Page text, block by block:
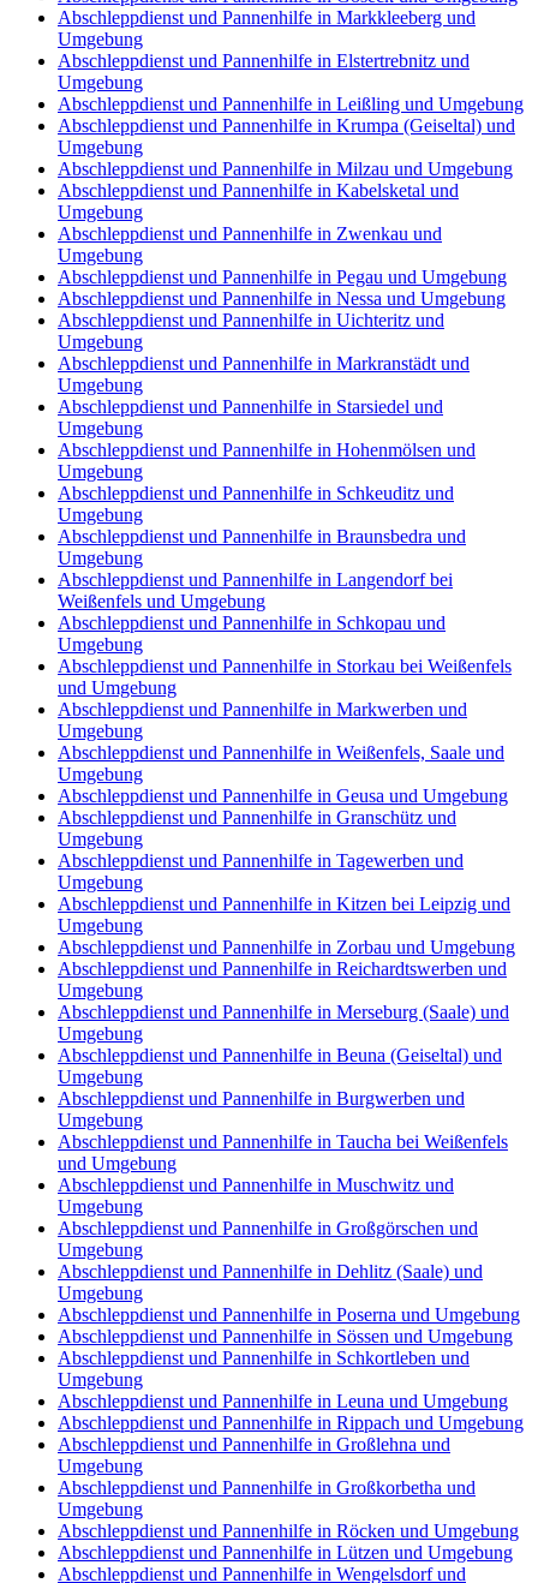
Abschleppdienst und Pannenhilfe in Markkleeberg und
Umgebung
Abschleppdienst und Pannenhilfe in Elstertrebnitz und
Umgebung
Abschleppdienst und Pannenhilfe in Leißling und Umgebung
Abschleppdienst und Pannenhilfe in Krumpa (Geiseltal) und
Umgebung
Abschleppdienst und Pannenhilfe in Milzau und Umgebung
Abschleppdienst und Pannenhilfe in Kabelsketal und
Umgebung
Abschleppdienst und Pannenhilfe in Zwenkau und
Umgebung
Abschleppdienst und Pannenhilfe in Pegau und Umgebung
Abschleppdienst und Pannenhilfe in Nessa und Umgebung
Abschleppdienst und Pannenhilfe in Uichteritz und
Umgebung
Abschleppdienst und Pannenhilfe in Markranstädt und
Umgebung
Abschleppdienst und Pannenhilfe in Starsiedel und
Umgebung
Abschleppdienst und Pannenhilfe in Hohenmölsen und
Umgebung
Abschleppdienst und Pannenhilfe in Schkeuditz und
Umgebung
Abschleppdienst und Pannenhilfe in Braunsbedra und
Umgebung
Abschleppdienst und Pannenhilfe in Langendorf bei
Weißenfels und Umgebung
Abschleppdienst und Pannenhilfe in Schkopau und
Umgebung
Abschleppdienst und Pannenhilfe in Storkau bei Weißenfels
und Umgebung
Abschleppdienst und Pannenhilfe in Markwerben und
Umgebung
Abschleppdienst und Pannenhilfe in Weißenfels, Saale und
Umgebung
Abschleppdienst und Pannenhilfe in Geusa und Umgebung
Abschleppdienst und Pannenhilfe in Granschütz und
Umgebung
Abschleppdienst und Pannenhilfe in Tagewerben und
Umgebung
Abschleppdienst und Pannenhilfe in Kitzen bei Leipzig und
Umgebung
Abschleppdienst und Pannenhilfe in Zorbau und Umgebung
Abschleppdienst und Pannenhilfe in Reichardtswerben und
Umgebung
Abschleppdienst und Pannenhilfe in Merseburg (Saale) und
Umgebung
Abschleppdienst und Pannenhilfe in Beuna (Geiseltal) und
Umgebung
Abschleppdienst und Pannenhilfe in Burgwerben und
Umgebung
Abschleppdienst und Pannenhilfe in Taucha bei Weißenfels
und Umgebung
Abschleppdienst und Pannenhilfe in Muschwitz und
Umgebung
Abschleppdienst und Pannenhilfe in Großgörschen und
Umgebung
Abschleppdienst und Pannenhilfe in Dehlitz (Saale) und
Umgebung
Abschleppdienst und Pannenhilfe in Poserna und Umgebung
Abschleppdienst und Pannenhilfe in Sössen und Umgebung
Abschleppdienst und Pannenhilfe in Schkortleben und
Umgebung
Abschleppdienst und Pannenhilfe in Leuna und Umgebung
Abschleppdienst und Pannenhilfe in Rippach und Umgebung
Abschleppdienst und Pannenhilfe in Großlehna und
Umgebung
Abschleppdienst und Pannenhilfe in Großkorbetha und
Umgebung
Abschleppdienst und Pannenhilfe in Röcken und Umgebung
Abschleppdienst und Pannenhilfe in Lützen und Umgebung
Abschleppdienst und Pannenhilfe in Wengelsdorf und